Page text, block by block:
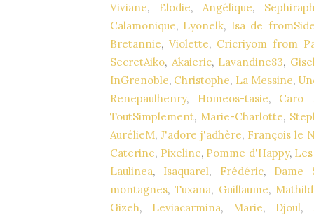
Viviane, Elodie, Angélique,
Calamonique, Lyonelk, Isa de
Bretannie, Violette, Cricriyom from
SecretAiko, Akaieric, Lavandine83,
InGrenoble, Christophe, La Messine,
Renepaulhenry, Homeos-tasie, Caro
ToutSimplement, Marie-Charlotte,
AurélieM,J'adore j'adhère, François le
Caterine, Pixeline, Pomme d'Happy,
Laulinea, Isaquarel, Frédéric, Dame
montagnes,Tuxana, Guillaume,
Gizeh, Leviacarmina, Marie, Djoul,